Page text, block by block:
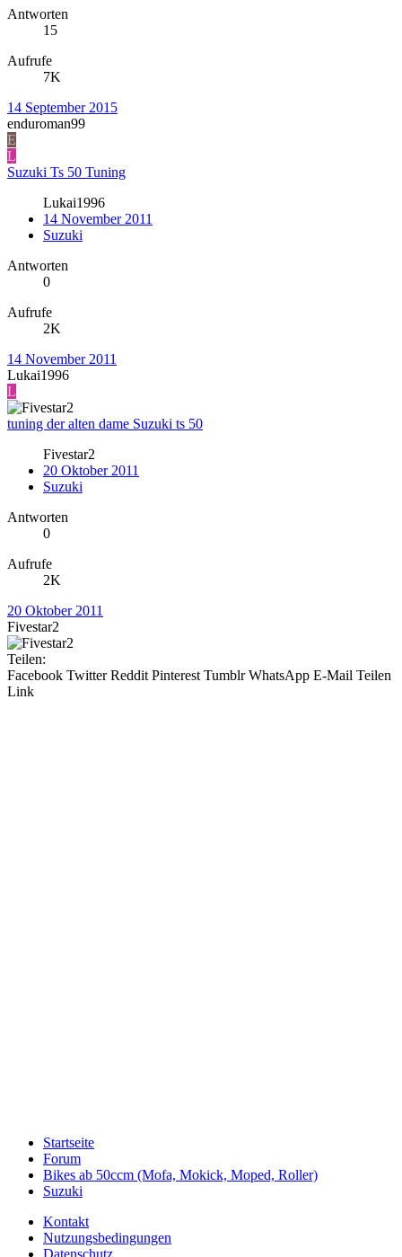
Antworten
15
Aufrufe
7K
14 September 2015
enduroman99
E
L
Suzuki Ts 50 Tuning
Lukai1996
14 November 2011
Suzuki
Antworten
0
Aufrufe
2K
14 November 2011
Lukai1996
L
tuning der alten dame Suzuki ts 50
Fivestar2
20 Oktober 2011
Suzuki
Antworten
0
Aufrufe
2K
20 Oktober 2011
Fivestar2
Teilen:
Facebook Twitter Reddit Pinterest Tumblr WhatsApp E-Mail Teilen
Link
Startseite
Forum
Bikes ab 50ccm (Mofa, Mokick, Moped, Roller)
Suzuki
Kontakt
Nutzungsbedingungen